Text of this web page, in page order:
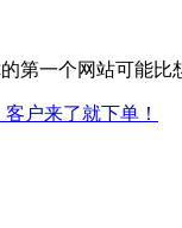
第一个网站可能比
户来了就下单​！